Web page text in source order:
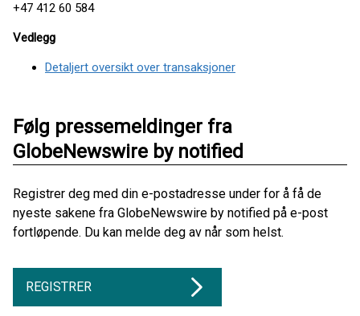
+47 412 60 584
Vedlegg
Detaljert oversikt over transaksjoner
Følg pressemeldinger fra
GlobeNewswire by notified
Registrer deg med din e-postadresse under for å få de
nyeste sakene fra GlobeNewswire by notified på e-post
fortløpende. Du kan melde deg av når som helst.
REGISTRER